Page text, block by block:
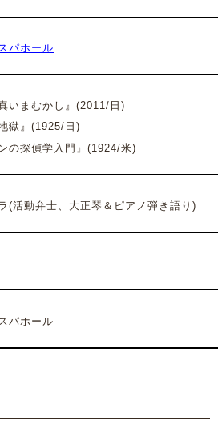
パホール
いまむかし』(2011/日)
獄』(1925/日)
の探偵学入門』(1924/米)
(活動弁士、大正琴＆ピアノ弾き語り)
パホール